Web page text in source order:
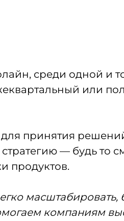
среди одной и
или
принятия
— будь то
продуктов.
масштабировать,
компаниям